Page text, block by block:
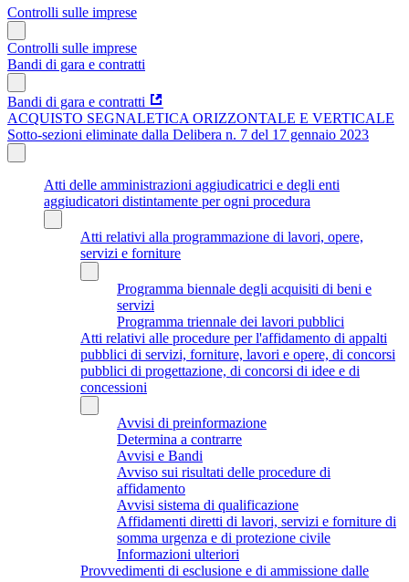
Controlli sulle imprese
Controlli sulle imprese
Bandi di gara e contratti
Bandi di gara e contratti
ACQUISTO SEGNALETICA ORIZZONTALE E VERTICALE
Sotto-sezioni eliminate dalla Delibera n. 7 del 17 gennaio 2023
Atti delle amministrazioni aggiudicatrici e degli enti
aggiudicatori distintamente per ogni procedura
Atti relativi alla programmazione di lavori, opere,
servizi e forniture
Programma biennale degli acquisiti di beni e
servizi
Programma triennale dei lavori pubblici
Atti relativi alle procedure per l'affidamento di appalti
pubblici di servizi, forniture, lavori e opere, di concorsi
pubblici di progettazione, di concorsi di idee e di
concessioni
Avvisi di preinformazione
Determina a contrarre
Avvisi e Bandi
Avviso sui risultati delle procedure di
affidamento
Avvisi sistema di qualificazione
Affidamenti diretti di lavori, servizi e forniture di
somma urgenza e di protezione civile
Informazioni ulteriori
Provvedimenti di esclusione e di ammissione dalle